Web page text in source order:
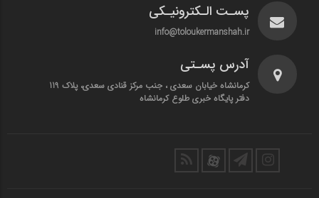
پسـت الـکترونیـکی
info@toloukermanshah.ir
آدرس پسـتی
کرمانشاه خیابان سعدی ، جنب مرکز قنادی سعدی، پلاک 119
دفتر پایگاه خبری طلوع کرمانشاه